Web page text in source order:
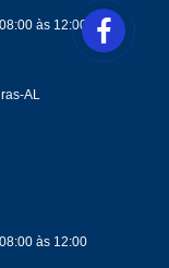
às 12:00
AL
às 12:00